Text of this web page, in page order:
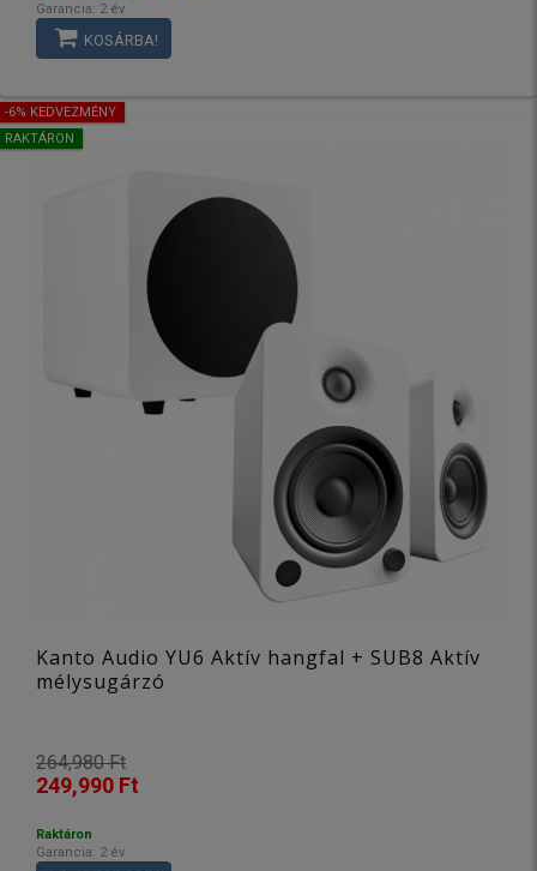
Garancia: 2 év
KOSÁRBA!
-6% KEDVEZMÉNY
RAKTÁRON
Kanto Audio YU6 Aktív hangfal + SUB8 Aktív
mélysugárzó
264,980 Ft
249,990 Ft
Raktáron
Garancia: 2 év